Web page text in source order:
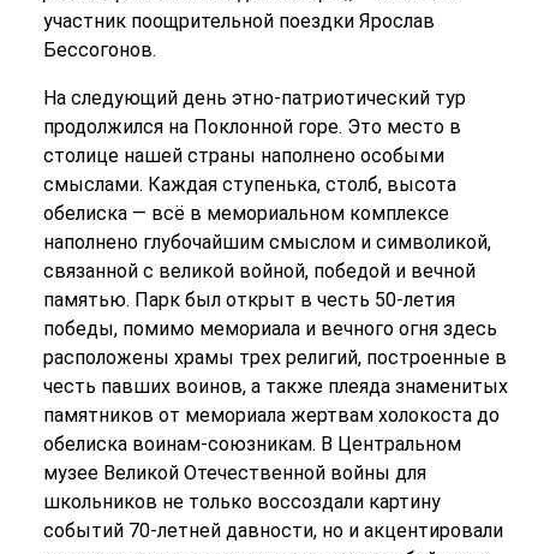
участник поощрительной поездки Ярослав
Бессогонов.
На следующий день этно-патриотический тур
продолжился на Поклонной горе. Это место в
столице нашей страны наполнено особыми
смыслами. Каждая ступенька, столб, высота
обелиска — всё в мемориальном комплексе
наполнено глубочайшим смыслом и символикой,
связанной с великой войной, победой и вечной
памятью. Парк был открыт в честь 50-летия
победы, помимо мемориала и вечного огня здесь
расположены храмы трех религий, построенные в
честь павших воинов, а также плеяда знаменитых
памятников от мемориала жертвам холокоста до
обелиска воинам-союзникам. В Центральном
музее Великой Отечественной войны для
школьников не только воссоздали картину
событий 70-летней давности, но и акцентировали